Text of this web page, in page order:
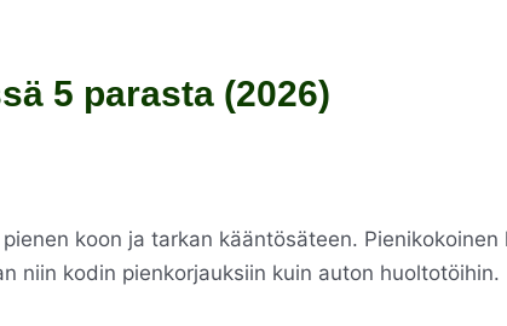
5 parasta (2026)
koon ja tarkan kääntösäteen.
niin kodin pienkorjauksiin kuin auton huoltotöihin.